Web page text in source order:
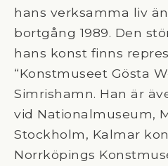
hans verksamma liv
bortgång 1989. Den
hans konst finns
“Konstmuseet Gösta
Simrishamn. Han är
vid Nationalmuseum,
Stockholm, Kalmar
Norrköpings